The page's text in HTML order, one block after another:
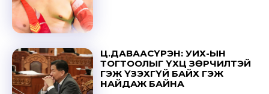
SUBSCRIBE
Ц.ДАВААСҮРЭН: УИХ-ЫН
ТОГТООЛЫГ ҮХЦ ЗӨРЧИЛТЭЙ
ГЭЖ ҮЗЭХГҮЙ БАЙХ ГЭЖ
НАЙДАЖ БАЙНА